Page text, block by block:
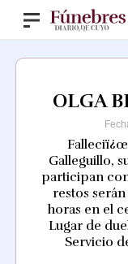
OLGA
Falleciï¿œ
Galleguillo,
participan
restos
horas en el
Lugar de
Servicio